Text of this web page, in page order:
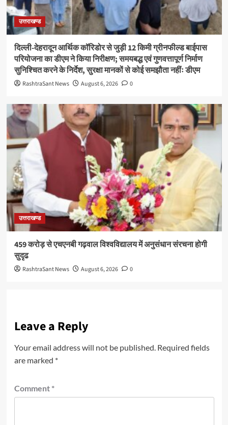
उत्तराखण्ड
दिल्ली-देहरादून आर्थिक कॉरिडोर से जुड़ी 12 किमी ग्रीनफील्ड बाईपास
परियोजना का डीएम ने किया निरीक्षण; समयबद्ध एवं गुणवत्तापूर्ण निर्माण
सुनिश्चित करने के निर्देश, सुरक्षा मानकों से कोई समझौता नहींः डीएम
RashtraSant News August 6, 2026 0
उत्तराखण्ड
459 करोड़ से एचएनबी गढ़वाल विश्वविद्यालय में अनुसंधान संरचना होगी
सुदृढ
RashtraSant News August 6, 2026 0
Leave a Reply
Your email address will not be published. Required fields
are marked *
Comment *